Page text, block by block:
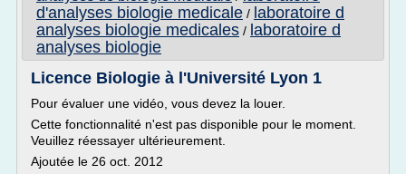
d'analyses biologie medicale / laboratoire d
analyses biologie medicales / laboratoire d
analyses biologie
Licence Biologie à l'Université Lyon 1
Pour évaluer une vidéo, vous devez la louer.
Cette fonctionnalité n'est pas disponible pour le moment.
Veuillez réessayer ultérieurement.
Ajoutée le 26 oct. 2012